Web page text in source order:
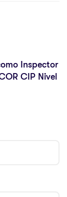
Inspector
CIP Nivel